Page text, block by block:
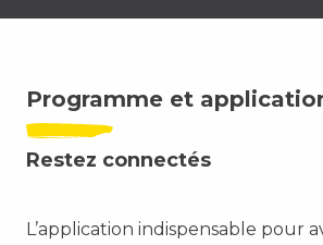
Programme et
Restez connectés
L’application indispensable pour